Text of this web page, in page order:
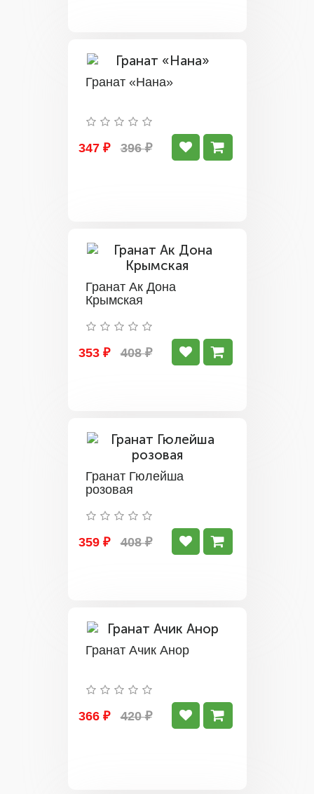
Гранат «Нана»
347 ₽ 396 ₽
Гранат Ак Дона
Крымская
353 ₽ 408 ₽
Гранат Гюлейша
розовая
359 ₽ 408 ₽
Гранат Ачик Анор
366 ₽ 420 ₽